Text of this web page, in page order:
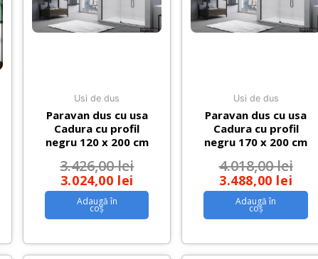
Usi de dus
Paravan dus cu usa
Cadura cu profil
negru 120 x 200 cm
3.426,00lei
3.024,00 lei
Adaugă în
coș
Usi de dus
Paravan dus cu usa
Cadura cu profil
negru 170 x 200 cm
4.018,00lei
3.488,00 lei
Adaugă în
coș